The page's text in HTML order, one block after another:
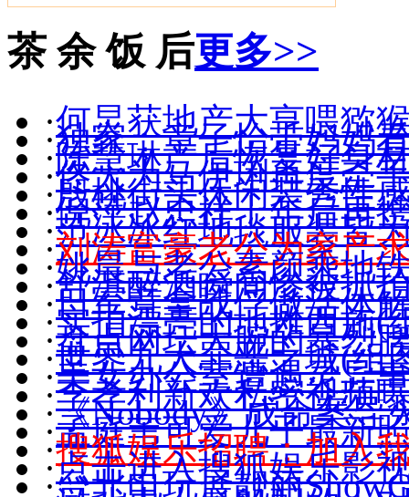
茶 余 饭 后更多>>
·何炅获地产大亨喂猕
·独家：章子怡带妈妈
·陈慧琳产后恢复好身
·佟大为马伊琍再度牵
·殷桃街头休闲装秀性
·倪萍赵忠祥十年后再
·范冰冰红地毯服装皆
·刘涛富豪老公为家产
·姚晨与老公素颜乘地
·舒淇醉酒瞬间惨被抓
·日军竟拿战俘做活体
·实拍漂亮的地摊西施(
·盘点网坛大腕的暴烈
·世界九大罪恶之城(组
·美女办公室遭遇灵异
·李孝利新欢私密视频
·《Nobody》成命案导
·孟庭苇可爱儿子最新
·搜狐娱乐招聘：加入
·点击进入搜狐娱乐影
·台北电玩展靓丽